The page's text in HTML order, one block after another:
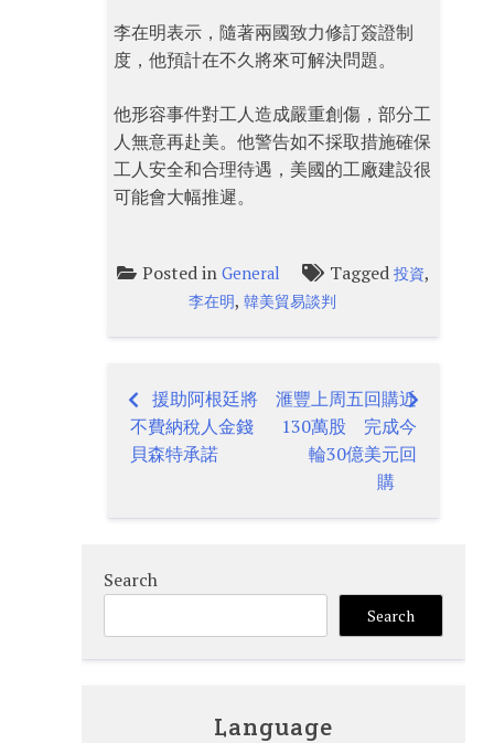
李在明表示，隨著兩國致力修訂簽證制
度，他預計在不久將來可解決問題。
他形容事件對工人造成嚴重創傷，部分工
人無意再赴美。他警告如不採取措施確保
工人安全和合理待遇，美國的工廠建設很
可能會大幅推遲。
Posted inGeneral Tagged投資,
李在明,韓美貿易談判
Post
navigation
援助阿根廷將
不費納稅人金錢
貝森特承諾
滙豐上周五回購近
130萬股 完成今
輪30億美元回
購
Search
Search
Language